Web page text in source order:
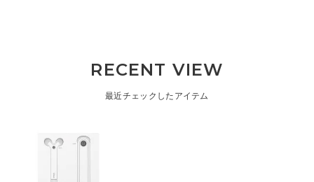
RECENT VIEW
最近チェックしたアイテム